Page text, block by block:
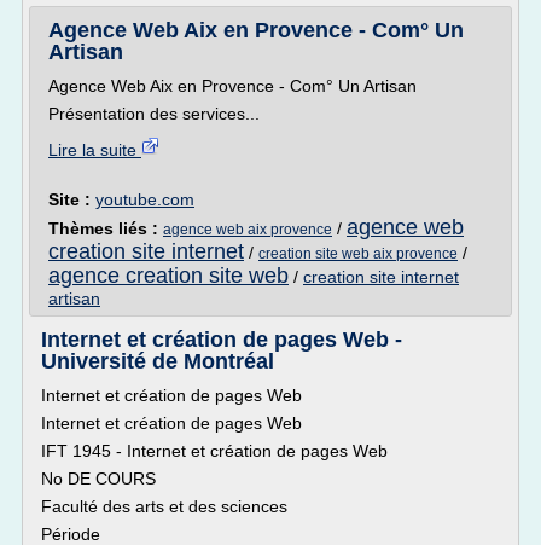
Agence Web Aix en Provence - Com° Un
Artisan
Agence Web Aix en Provence - Com° Un Artisan
Présentation des services...
Lire la suite
Site : youtube.com
Thèmes liés : agence web aix provence / agence web
creation site internet / creation site web aix provence /
agence creation site web / creation site internet
artisan
Internet et création de pages Web -
Université de Montréal
Internet et création de pages Web
Internet et création de pages Web
IFT 1945 - Internet et création de pages Web
No DE COURS
Faculté des arts et des sciences
Période